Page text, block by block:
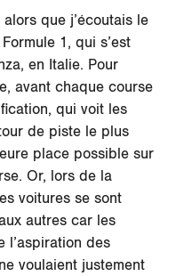
que j’écoutais le
1, qui s’est
en Italie. Pour
avant chaque course
qui voit les
de piste le plus
place possible sur
Or, lors de la
voitures se sont
autres car les
l’aspiration des
voulaient justement